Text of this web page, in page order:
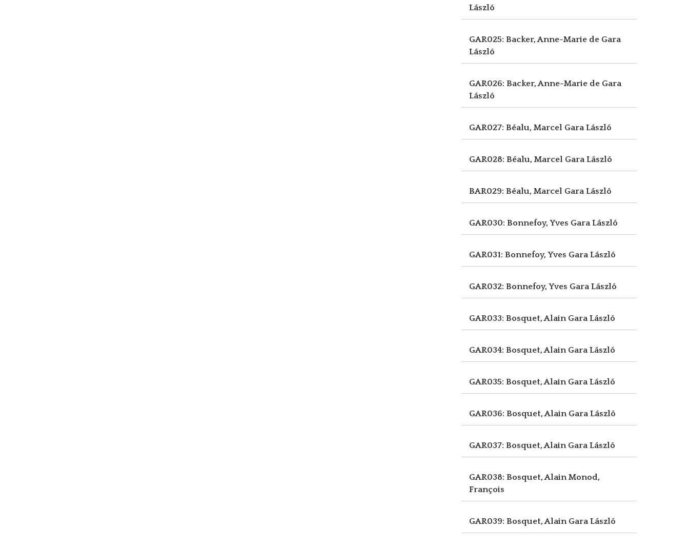
László
GAR025: Backer, Anne-Marie de Gara
László
GAR026: Backer, Anne-Marie de Gara
László
GAR027: Béalu, Marcel Gara László
GAR028: Béalu, Marcel Gara László
BAR029: Béalu, Marcel Gara László
GAR030: Bonnefoy, Yves Gara László
GAR031: Bonnefoy, Yves Gara László
GAR032: Bonnefoy, Yves Gara László
GAR033: Bosquet, Alain Gara László
GAR034: Bosquet, Alain Gara László
GAR035: Bosquet, Alain Gara László
GAR036: Bosquet, Alain Gara László
GAR037: Bosquet, Alain Gara László
GAR038: Bosquet, AlainMonod,
François
GAR039: Bosquet, Alain Gara László